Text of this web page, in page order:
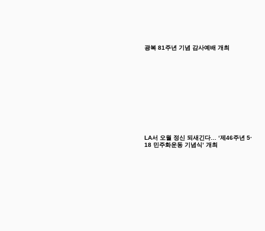
광복 81주년 기념 감사예배 개최
LA서 오월 정신 되새긴다… ‘제46주년 5·
18 민주화운동 기념식’ 개최